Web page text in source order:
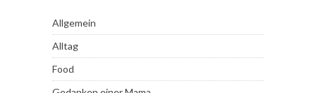
Allgemein
Alltag
Food